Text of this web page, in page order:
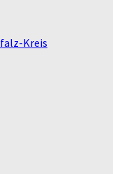
Kreis